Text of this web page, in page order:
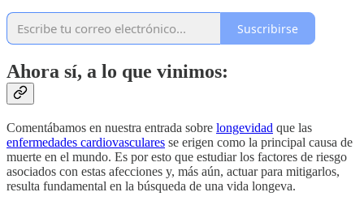
Suscribirse
Ahora sí, a lo que vinimos:
Comentábamos en nuestra entrada sobre longevidad que las
enfermedades cardiovasculares se erigen como la principal causa de
muerte en el mundo. Es por esto que estudiar los factores de riesgo
asociados con estas afecciones y, más aún, actuar para mitigarlos,
resulta fundamental en la búsqueda de una vida longeva.